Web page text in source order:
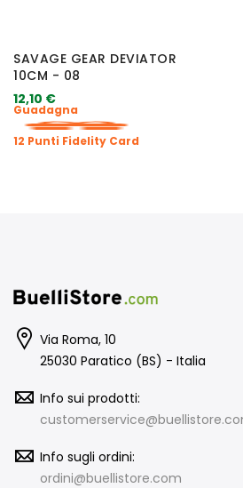
SAVAGE GEAR DEVIATOR
10CM - 08
12,10 €
Guadagna
12 Punti Fidelity Card
Via Roma, 10
25030 Paratico (BS) - Italia
Info sui prodotti:
Info sugli ordini:
ordini@buellistore.com